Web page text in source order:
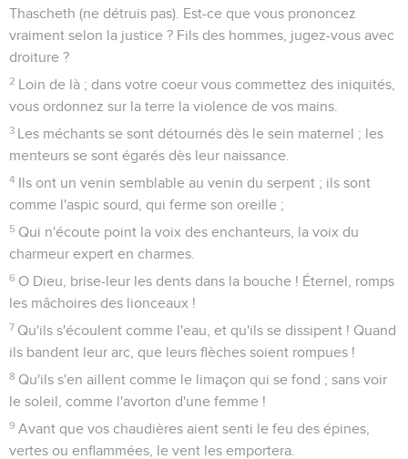
Thascheth (ne détruis pas). Est-ce que vous prononcez
vraiment selon la justice ? Fils des hommes, jugez-vous avec
droiture ?
2 Loin de là ; dans votre coeur vous commettez des iniquités,
vous ordonnez sur la terre la violence de vos mains.
3 Les méchants se sont détournés dès le sein maternel ; les
menteurs se sont égarés dès leur naissance.
4 Ils ont un venin semblable au venin du serpent ; ils sont
comme l'aspic sourd, qui ferme son oreille ;
5 Qui n'écoute point la voix des enchanteurs, la voix du
charmeur expert en charmes.
6 O Dieu, brise-leur les dents dans la bouche ! Éternel, romps
les mâchoires des lionceaux !
7 Qu'ils s'écoulent comme l'eau, et qu'ils se dissipent ! Quand
ils bandent leur arc, que leurs flèches soient rompues !
8 Qu'ils s'en aillent comme le limaçon qui se fond ; sans voir
le soleil, comme l'avorton d'une femme !
9 Avant que vos chaudières aient senti le feu des épines,
vertes ou enflammées, le vent les emportera.